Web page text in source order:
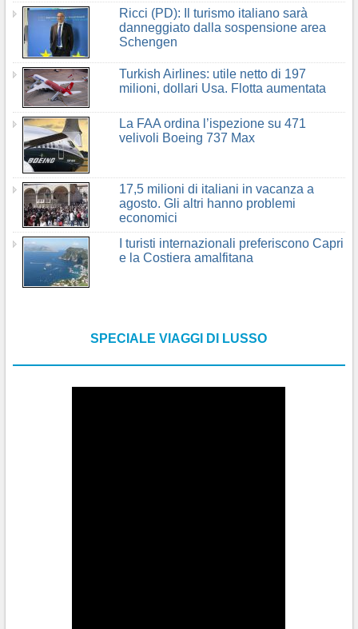
Ricci (PD): Il turismo italiano sarà
danneggiato dalla sospensione area
Schengen
Turkish Airlines: utile netto di 197
milioni, dollari Usa. Flotta aumentata
La FAA ordina l’ispezione su 471
velivoli Boeing 737 Max
17,5 milioni di italiani in vacanza a
agosto. Gli altri hanno problemi
economici
I turisti internazionali preferiscono Capri
e la Costiera amalfitana
SPECIALE VIAGGI DI LUSSO